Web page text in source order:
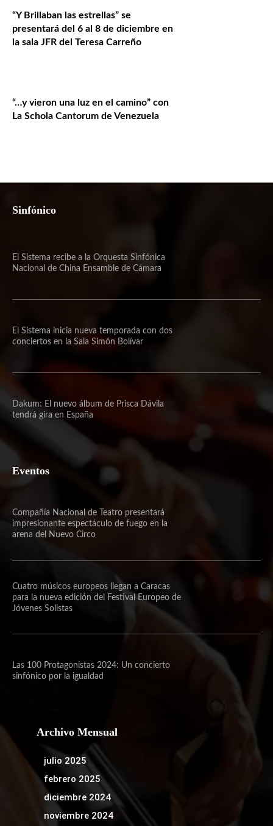
“Y Brillaban las estrellas” se
presentará del 6 al 8 de diciembre en
la sala JFR del Teresa Carreño
“…y vieron una luz en el camino” con
La Schola Cantorum de Venezuela
Sinfónico
El Sistema recibe a la Orquesta Sinfónica
Nacional de China Ensamble de Cámara
El Sistema inicia nueva temporada con dos
conciertos en la Sala Simón Bolívar
Dakum: El nuevo álbum de Prisca Dávila
tendrá gira en España
Eventos
Compañía Nacional de Teatro presentará
impresionante espectáculo de fuego en la
arena del Nuevo Circo
Cuatro músicos europeos llegan a Caracas
para la nueva edición del Festival Europeo de
Jóvenes Solistas
Las 100 Protagonistas 2024: Un concierto
sinfónico por la igualdad
Archivo Mensual
julio 2025
febrero 2025
diciembre 2024
noviembre 2024